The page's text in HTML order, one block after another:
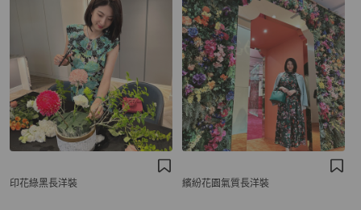
印花綠黑長洋裝 繽紛花園氣質長洋裝